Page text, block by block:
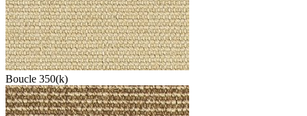
Boucle 350(k)